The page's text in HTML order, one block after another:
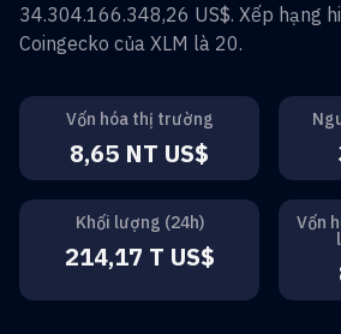
34.304.166.348,26 US$. Xếp hạng
Coingecko của XLM là 20.
Vốn hóa thị trường
8,65 NT US$
Khối lượng (24h)
214,17 T US$
Vốn